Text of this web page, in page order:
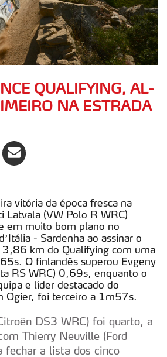
QUALIFYING, AL-
NA ESTRADA
vitória da época fresca na
Latvala (VW Polo R WRC)
em muito bom plano no
- Sardenha ao assinar o
km do Qualifying com uma
O finlandês superou Evgeny
RS WRC) 0,69s, enquanto o
e líder destacado do
Ogier, foi terceiro a 1m57s.
DS3 WRC) foi quarto, a
Thierry Neuville (Ford
fechar a lista dos cinco